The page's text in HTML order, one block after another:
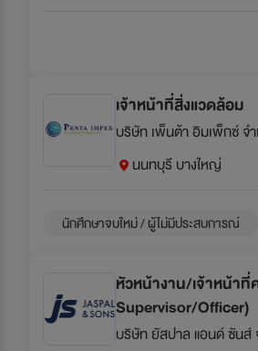
เจ้าหน้าที่สิ่งแวดล้อม
บริษัท เพ็นต้า อิมเพ็กซ์ จ
นนทบุรี บางใหญ่
นักศึกษาจบใหม่ / ผู้ไม่มีประสบการณ์
หัวหน้างาน/เจ้าหน้า
Supervisor/Officer)
บริษัท ยัสปาล แอนด์ ซันส์